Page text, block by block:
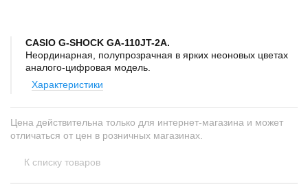
CASIO G-SHOCK GA-110JT-2A.
Неординарная, полупрозрачная в ярких неоновых цветах
аналого-цифровая модель.
Характеристики
Цена действительна только для интернет-магазина и может
отличаться от цен в розничных магазинах.
К списку товаров